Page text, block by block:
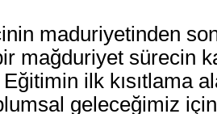
maduriyetinden
mağduriyet sürecin
ilk kısıtlama
geleceğimiz